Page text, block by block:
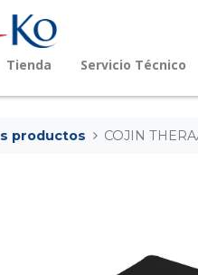
Tienda Servicio Técnico
productos COJIN